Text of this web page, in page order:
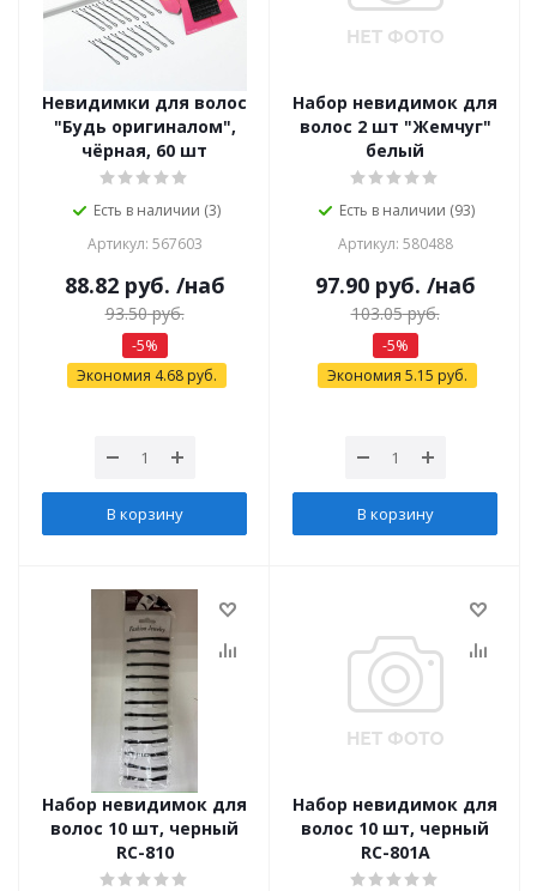
Невидимки для волос
"Будь оригиналом",
чёрная, 60 шт
Есть в наличии (3)
Артикул: 567603
88.82руб. /наб
93.50руб.
-5%
Экономия 4.68руб.
В корзину
Набор невидимок для
волос 2 шт "Жемчуг"
белый
Есть в наличии (93)
Артикул: 580488
97.90руб. /наб
103.05руб.
-5%
Экономия 5.15 руб.
В корзину
Набор невидимок для
волос 10 шт, черный
RC-810
Набор невидимок для
волос 10 шт, черный
RC-801А